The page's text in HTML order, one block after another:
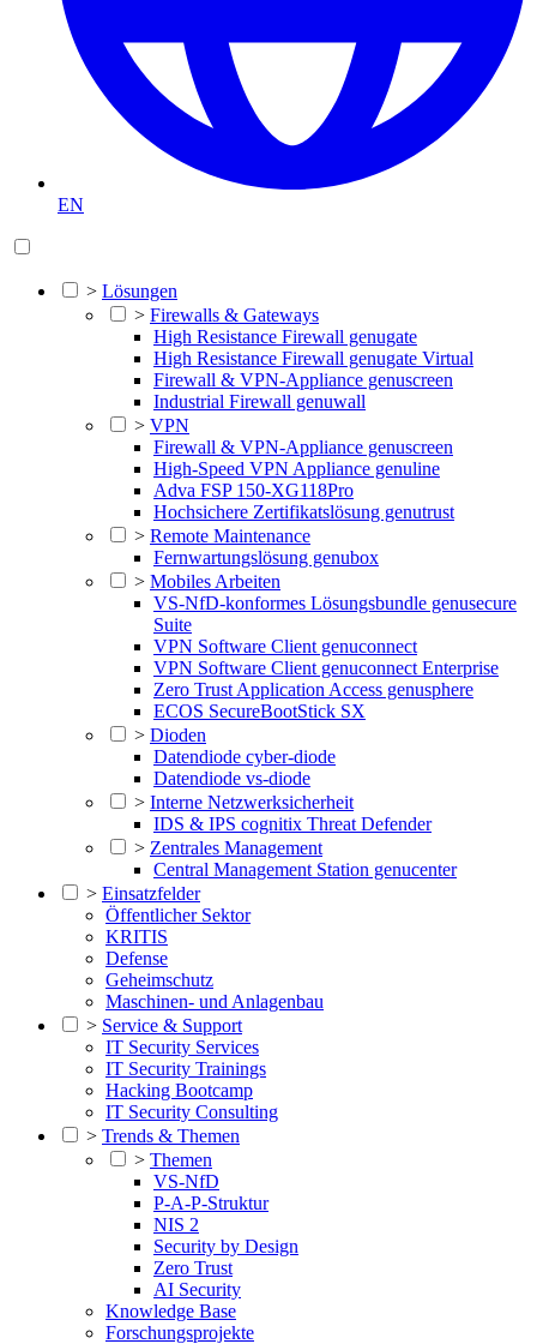
EN
> Lösungen
> Firewalls & Gateways
High Resistance Firewall genugate
High Resistance Firewall genugate Virtual
Firewall & VPN-Appliance genuscreen
Industrial Firewall genuwall
> VPN
Firewall & VPN-Appliance genuscreen
High-Speed VPN Appliance genuline
Adva FSP 150-XG118Pro
Hochsichere Zertifikatslösung genutrust
> Remote Maintenance
Fernwartungslösung genubox
> Mobiles Arbeiten
VS-NfD-konformes Lösungsbundle genusecure
Suite
VPN Software Client genuconnect
VPN Software Client genuconnect Enterprise
Zero Trust Application Access genusphere
ECOS SecureBootStick SX
> Dioden
Datendiode cyber-diode
Datendiode vs-diode
> Interne Netzwerksicherheit
IDS & IPS cognitix Threat Defender
> Zentrales Management
Central Management Station genucenter
> Einsatzfelder
Öffentlicher Sektor
KRITIS
Defense
Geheimschutz
Maschinen- und Anlagenbau
> Service & Support
IT Security Services
IT Security Trainings
Hacking Bootcamp
IT Security Consulting
> Trends & Themen
> Themen
VS-NfD
P-A-P-Struktur
NIS 2
Security by Design
Zero Trust
AI Security
Knowledge Base
Forschungsprojekte